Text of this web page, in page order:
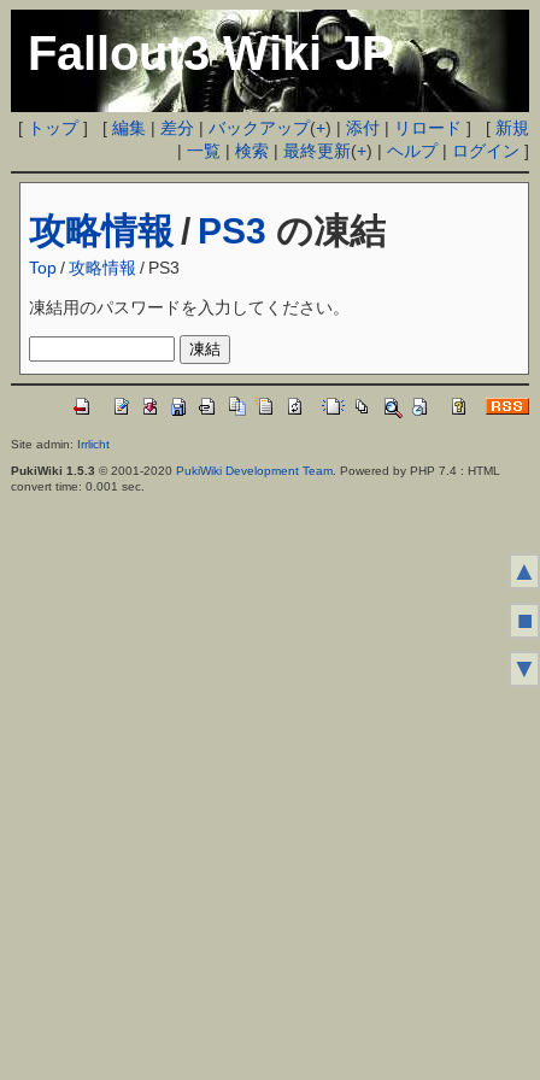
Fallout3 Wiki JP
[ トップ] [編集 | 差分 |バックアップ(+) |添付 | リロード ] [ 新規
|一覧 |検索 |最終更新(+) |ヘルプ| ログイン ]
攻略情報 / PS3 の凍結
Top /攻略情報 / PS3
凍結用のパスワードを入力してください。
Site admin: Irrlicht
PukiWiki 1.5.3 © 2001-2020 PukiWiki Development Team. Powered by PHP 7.4 : HTML
convert time: 0.001 sec.
▲
■
▼